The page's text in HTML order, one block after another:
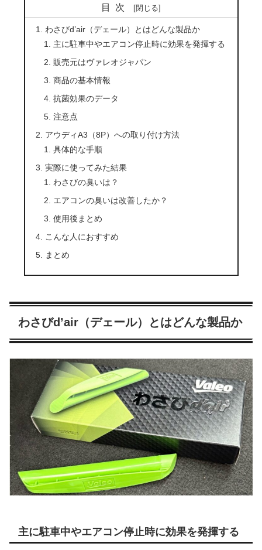
目次
わさびd’air（デェール）とはどんな製品か
主に駐車中やエアコン停止時に効果を発揮する
販売元はヴァレオジャパン
商品の基本情報
抗菌効果のデータ
注意点
アウディA3（8P）への取り付け方法
具体的な手順
実際に使ってみた結果
わさびの臭いは？
エアコンの臭いは改善したか？
使用後まとめ
こんな人におすすめ
まとめ
わさびd’air（デェール）とはどんな製品か
主に駐車中やエアコン停止時に効果を発揮する